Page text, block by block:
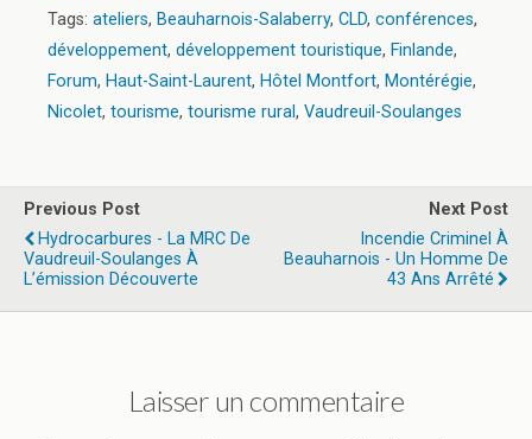
Tags: ateliers, Beauharnois-Salaberry, CLD, conférences,
développement, développement touristique, Finlande,
Forum, Haut-Saint-Laurent, Hôtel Montfort, Montérégie,
Nicolet, tourisme, tourisme rural, Vaudreuil-Soulanges
Previous Post
Hydrocarbures - La MRC De
Vaudreuil-Soulanges À
L’émission Découverte
Next Post
Incendie Criminel À
Beauharnois - Un Homme De
43 Ans Arrêté
Laisser un commentaire